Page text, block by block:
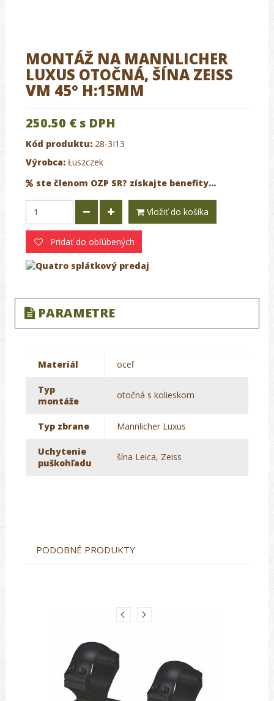
MONTÁŽ NA MANNLICHER
LUXUS OTOČNÁ, ŠÍNA ZEISS
VM 45° H:15MM
250.50 € s DPH
Kód produktu: 28-3I13
Výrobca: Łuszczek
ste členom OZP SR? získajte benefity...
Vložiť do košíka
Pridať do obľúbených
PARAMETRE
Materiál oceľ
Typ
montáže
otočná s kolieskom
Typ zbrane Mannlicher Luxus
Uchytenie
puškohľadu
šína Leica, Zeiss
PODOBNÉ PRODUKTY